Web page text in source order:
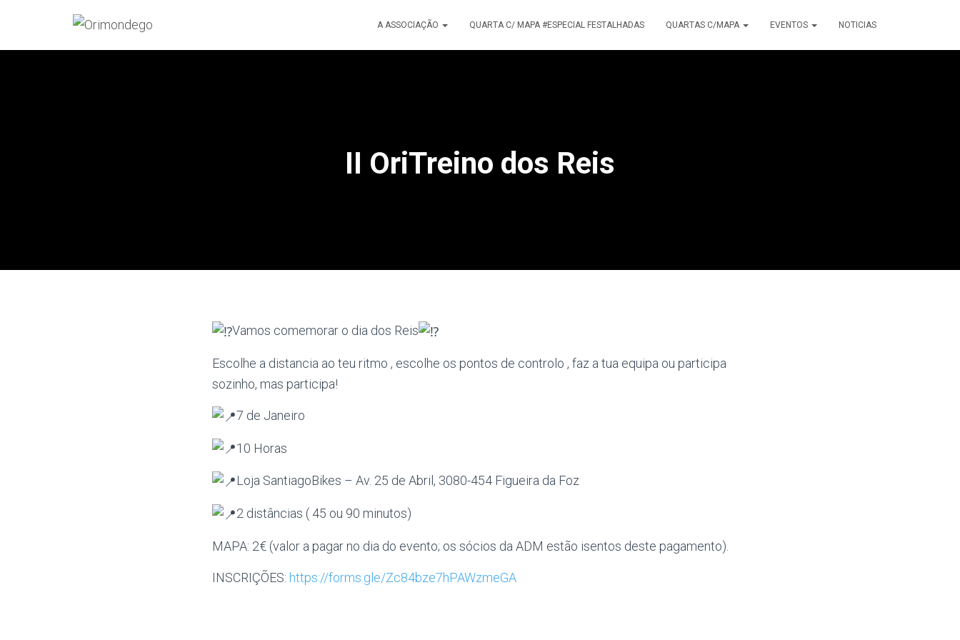
A ASSOCIAÇÃO QUARTA C/ MAPA #ESPECIAL FESTALHADAS QUARTAS C/MAPA EVENTOS NOTICIAS
II OriTreino dos Reis
Vamos comemorar o dia dos Reis
Escolhe a distancia ao teu ritmo , escolhe os pontos de controlo , faz a tua equipa ou participa
sozinho, mas participa!
7 de Janeiro
10 Horas
Loja SantiagoBikes – Av. 25 de Abril, 3080-454 Figueira da Foz
2 distâncias ( 45 ou 90 minutos)
MAPA: 2€ (valor a pagar no dia do evento; os sócios da ADM estão isentos deste pagamento).
INSCRIÇÕES: https://forms.gle/Zc84bze7hPAWzmeGA